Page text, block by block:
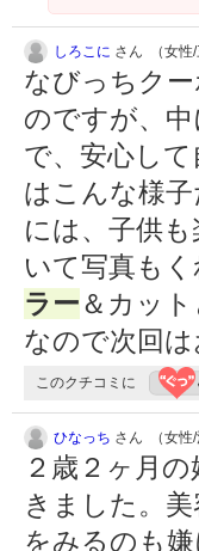
しろこに さん （女性/
なびっちク
のですが、
で、安心して
はこんな様
には、子供
いて写真も
ラー＆カッ
なので次回
このクチコミに
ひなっち さん （女性/
２歳２ヶ月
きました。
をみるのも